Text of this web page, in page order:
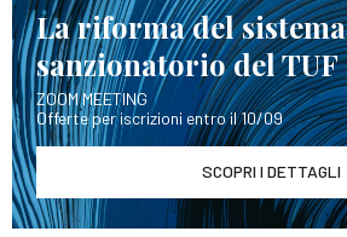
La riforma del sistema
sanzionatorio del TUF
ZOOM MEETING
Offerte per iscrizioni entro il 10/09
SCOPRI I DETTAGLI